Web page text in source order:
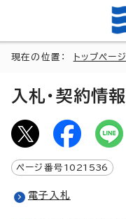
現在の位置： トップページ
入札・契約情報
ページ番号 1021536
電子入札